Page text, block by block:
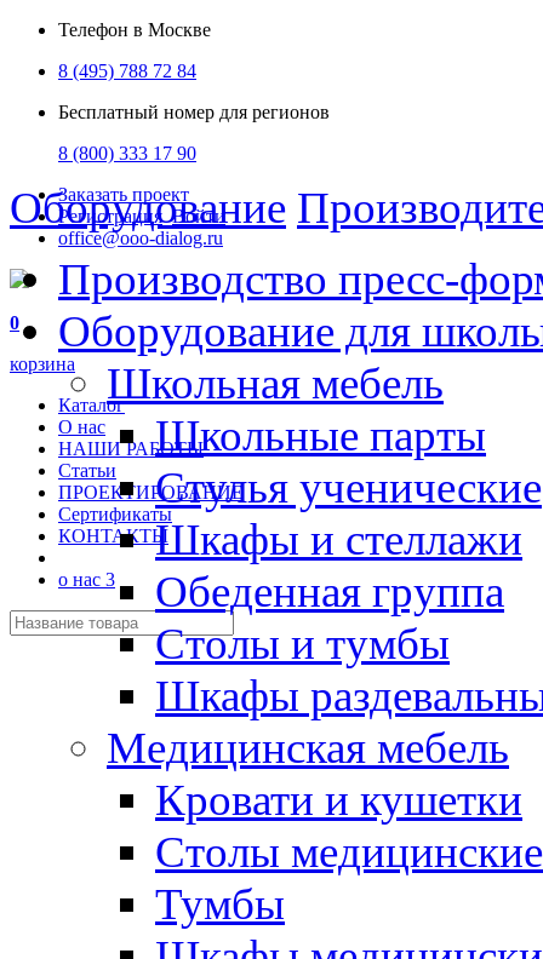
Телефон в Москве
8 (495) 788 72 84
Бесплатный номер для регионов
8 (800) 333 17 90
Заказать проект
Регистрация Войти
office@ooo-dialog.ru
0
корзина
Каталог
О нас
НАШИ РАБОТЫ
Статьи
ПРОЕКТИРОВАНИЕ
Сертификаты
КОНТАКТЫ
о нас 3
Оборудование
Производство пресс-
Оборудование для
Школьная мебель
Школьные парты
Стулья ученические
Шкафы и стеллажи
Обеденная группа
Столы и тумбы
Шкафы
Медицинская мебель
Кровати и кушетки
Столы медицинские
Тумбы